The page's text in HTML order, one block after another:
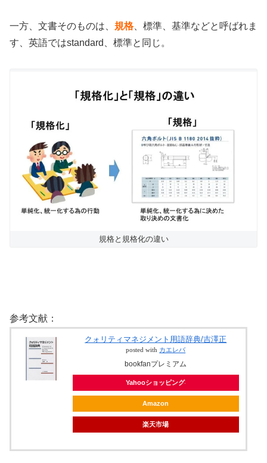
一方、文書そのものは、 規格、標準、基準などと呼ばれま
す、英語ではstandard、標準と同じ。
規格と規格化の違い
参考文献：
クォリティマネジメント用語辞典/吉澤正
posted with カエレバ
bookfanプレミアム
Yahooショッピング
Amazon
楽天市場